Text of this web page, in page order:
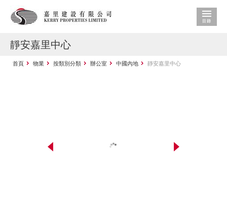
靜安嘉里中心
首頁 物業 按類別分類 辦公室 中國內地 靜安嘉里中心